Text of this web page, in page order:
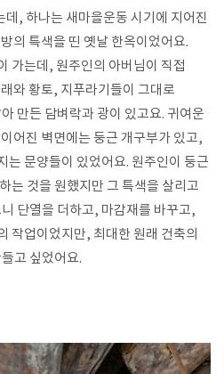
, 하나는 새마을운동 시기에 지어진
의 특색을 띤 옛날 한옥이었어요.
가는데, 원주인의 아버님이 직접
와 황토, 지푸라기들이 그대로
만든 담벼락과 광이 있고요. 귀여운
어진 벽면에는 둥근 개구부가 있고,
는 문양들이 있었어요. 원주인이 둥근
는 것을 원했지만 그 특색을 살리고
단열을 더하고, 마감재를 바꾸고,
작업이었지만, 최대한 원래 건축의
고 싶었어요.